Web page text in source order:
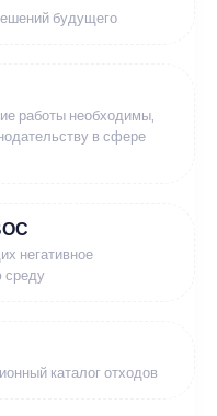
будущего
работы необходимы,
в сфере
негативное
среду
каталог отходов